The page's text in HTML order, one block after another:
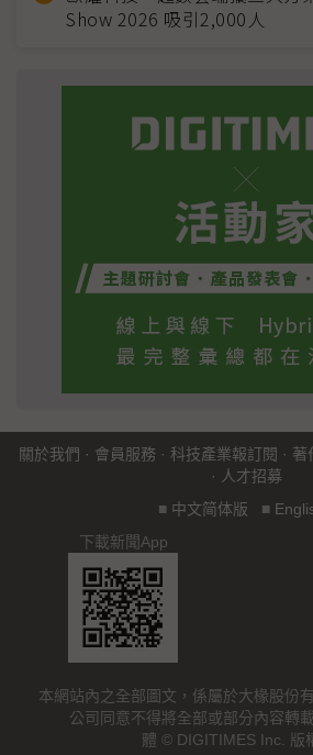
Show 2026 吸引2,000人
關於我們 · 會員服務 · 科技產業報訂閱 · 著
· 人才招募
■ 中文简体版 ■
下載新聞App
本網站內之全部圖文，係屬於大椽股份
公司同意不得將全部或部分內容轉
體 © DIGITIMES Inc. 版